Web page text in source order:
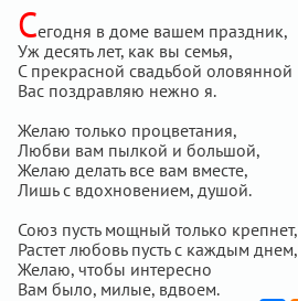
Сегодня в доме вашем праздник,
Уж десять лет, как вы семья,
С прекрасной свадьбой оловянной
Вас поздравляю нежно я.
Желаю только процветания,
Любви вам пылкой и большой,
Желаю делать все вам вместе,
Лишь с вдохновением, душой.
Союз пусть мощный только крепнет,
Растет любовь пусть с каждым днем,
Желаю, чтобы интересно
Вам было, милые, вдвоем.